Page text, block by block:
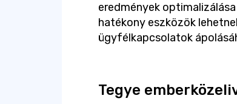
eredmények
hatékony eszközök
ügyfélkapcsolatok
Tegye